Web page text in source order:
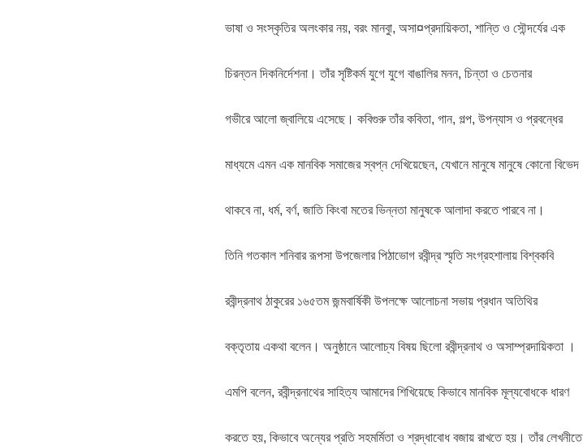
ভাষা ও সংস্কৃতির অলংকার নয়, বরং মানবুা, অসা¤প্রদায়িকতা, শান্তি ও সৌন্দর্যের এক
চিরন্তন দিকনির্দেশনা। তাঁর সৃষ্টিকর্ম যুগে যুগে বাঙালির মনন, চিন্তা ও চেতনার
গভীরে আলো জ্বালিয়ে এসেছে। কবিগুরু তাঁর কবিতা, গান, গল্প, উপন্যাস ও প্রবন্ধের
মাধ্যমে এমন এক মানবিক সমাজের স্বপ্ন দেখিয়েছেন, যেখানে মানুষে মানুষে কোনো বিভেদ
থাকবে না, ধর্ম, বর্ণ, জাতি কিংবা মতের ভিন্নতা মানুষকে আলাদা করতে পারবে না।
তিনি গতকাল শনিবার রূপসা উপজেলার পিঠাভোগ রবীন্দ্র স্মৃতি সংগ্রহশালায় বিশ্বকবি
রবীন্দ্রনাথ ঠাকুরের ১৬৫তম জন্মবার্ষিকী উপলক্ষে আলোচনা সভায় প্রধান অতিথির
বক্তৃতায় একথা বলেন। অনুষ্ঠানে আলোচ্য বিষয় ছিলো রবীন্দ্রনাথ ও অসাম্প্রদায়িকতা ।
এমপি বলেন, রবীন্দ্রনাথের সাহিত্য আমাদের শিখিয়েছে কিভাবে মানবিক মূল্যবোধকে ধারণ
করতে হয়, কিভাবে অন্যের প্রতি সহমর্মিতা ও শ্রদ্ধাবোধ বজায় রাখতে হয়। তাঁর লেখনীতে